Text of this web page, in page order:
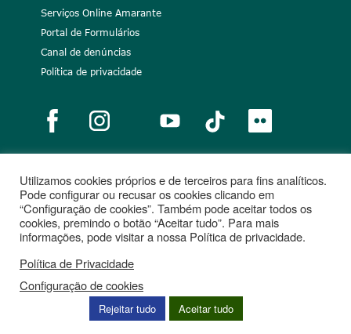
Serviços Online Amarante
Portal de Formulários
Canal de denúncias
Política de privacidade
Notícias Recrutamento Portugal 2020
União Europeia
Projetos cofinanciados
Utilizamos cookies próprios e de terceiros para fins analíticos.
Pode configurar ou recusar os cookies clicando em
“Configuração de cookies”. Também pode aceitar todos os
cookies, premindo o botão “Aceitar tudo”. Para mais
informações, pode visitar a nossa Política de privacidade.
Política de Privacidade
Configuração de cookies
Rejeitar tudo Aceitar tudo